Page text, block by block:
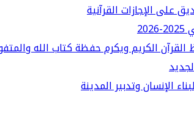
على الإجازات القرآنية
الكريم ويكرم حفظة كتاب الله
الإنسان وتدبير المدينة